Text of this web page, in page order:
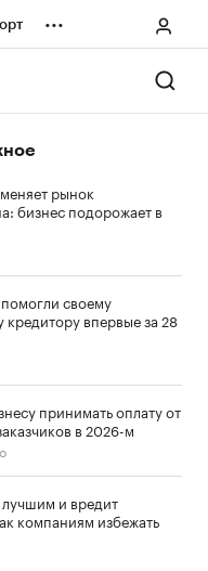
...
рынок
бизнес подорожает в
своему
впервые за 28
принимать оплату от
в 2026-м
и вредит
компаниям избежать